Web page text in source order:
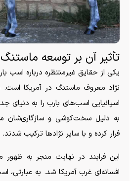
تأثیر آن بر توسعه
یکی از حقایق غیرمنتظره درباره اسب
نژاد معروف ماستنگ در آمریکا است.
اسپانیایی اسب‌های بارب را به دنیای
به دلیل سخت‌کوشی و سازگاری‌شان
فرار کرده و با سایر نژاد‌ها ترکیب شدند.
این فرایند در نهایت منجر به ظهور
افسانه‌ای غرب آمریکا شد. به